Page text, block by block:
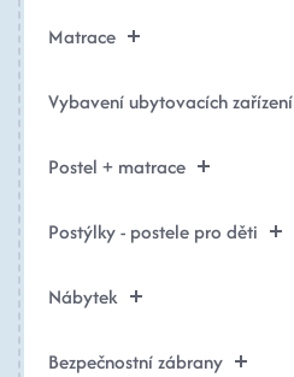
Matrace
Vybavení ubytovacích zařízení
Postel + matrace
Postýlky - postele pro děti
Nábytek
Bezpečnostní zábrany